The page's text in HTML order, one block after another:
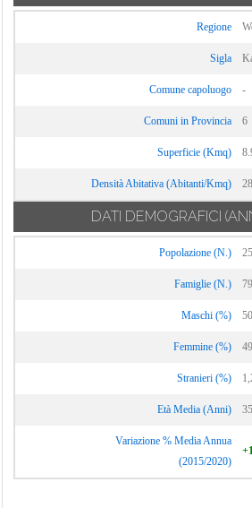
Regione
Sigla
Comune capoluogo -
Comuni in Provincia 6
Superficie (Kmq)
Densità Abitativa (Abitanti/Kmq)
DATI DEMOGRAFICI
Popolazione (N.)
Famiglie (N.)
Maschi (%)
Femmine (%)
Stranieri (%)
Età Media (Anni)
Variazione % Media Annua
(2015/2020)